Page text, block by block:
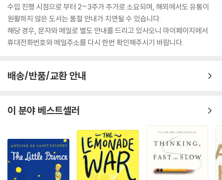
수입 진행 시점으로 부터 2~3주가 추가로 소요되며, 해외에서도 유통이
원활하지 않은 도서는 품절 안내가 지연될 수 있습니다.
해당 경우, 문자와 메일로 별도 안내를 드리고 있사오니 마이페이지에서
휴대전화번호와 메일주소를 다시 한번 확인해주시기 바랍니다.
배송/반품/교환 안내
이 분야 베스트셀러